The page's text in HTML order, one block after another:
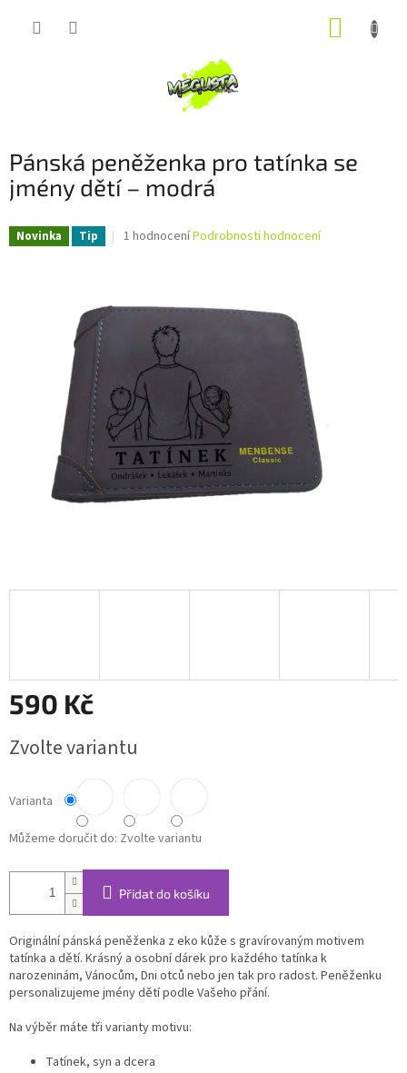
Pánská peněženka pro tatínka se
jmény dětí – modrá
Novinka Tip
Průměrné
5,0
hvězdiček.
1 hodnoceníPodrobnosti hodnocení
590 Kč
cena:
Zvolte variantu
Varianta
Můžeme doručit do: Zvolte variantu
Přidat do košíku
Originální pánská peněženka z eko kůže s gravírovaným motivem
tatínka a dětí. Krásný a osobní dárek pro každého tatínka k
narozeninám, Vánocům, Dni otců nebo jen tak pro radost. Peněženku
personalizujeme jmény dětí podle Vašeho přání.
Na výběr máte tři varianty motivu:
Tatínek, syn a dcera